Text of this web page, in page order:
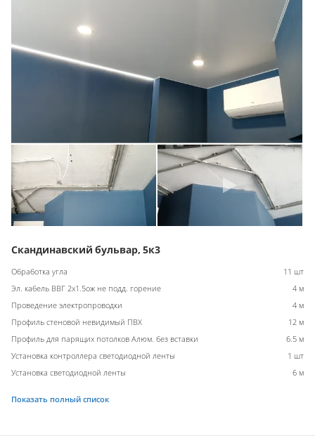
Скандинавский бульвар, 5к3
Обработка угла
11 шт
Эл. кабель ВВГ 2х1.5ож не подд. горение
4 м
Проведение электропроводки
4 м
Профиль стеновой невидимый ПВХ
12 м
Профиль для парящих потолков Алюм. без вставки
6.5 м
Установка контроллера светодиодной ленты
1 шт
Установка светодиодной ленты
6 м
Показать полный список